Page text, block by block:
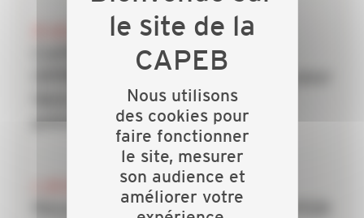
20 JUILLET 2026
CAPEB, IRIS-ST, CNATP et
faire des TPE la priorité de la
prévention dans le bâtiment
Rénovation énergétique : la CAPEB
Nous utilisons
des cookies pour
faire fonctionner
le site, mesurer
son audience et
améliorer votre